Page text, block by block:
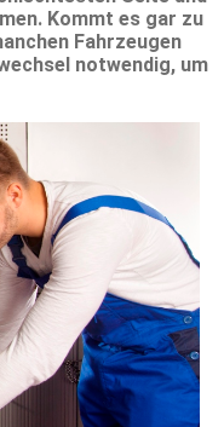
Kommt es gar zu
Fahrzeugen
notwendig, um